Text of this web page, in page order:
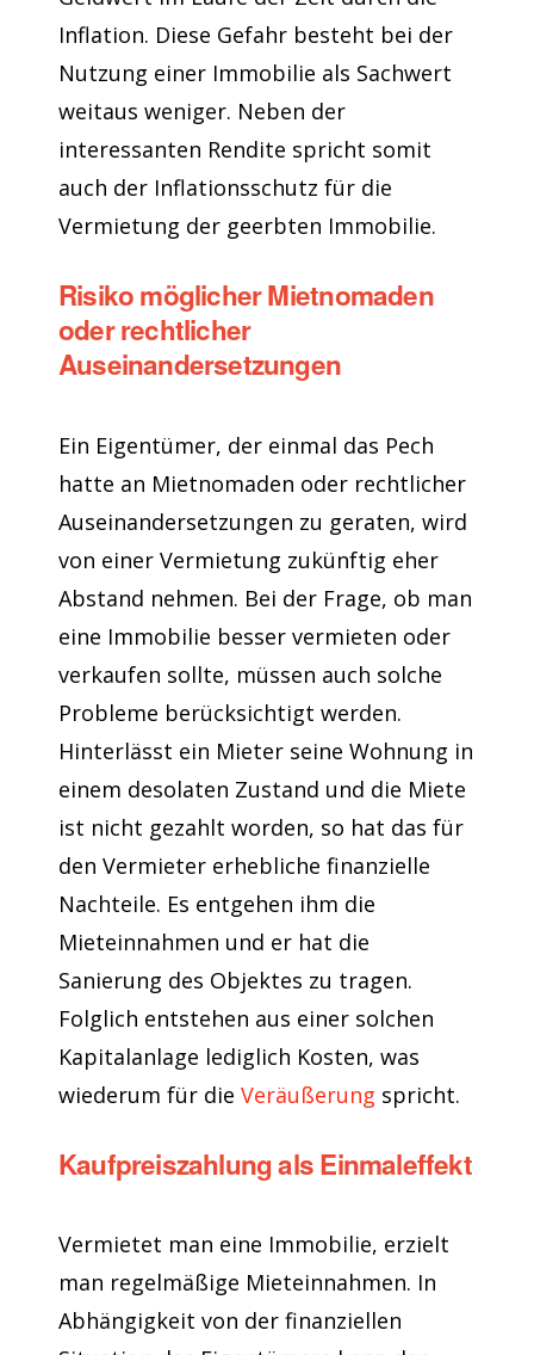
Inflation. Diese Gefahr besteht bei der
Nutzung einer Immobilie als Sachwert
weitaus weniger. Neben der
interessanten Rendite spricht somit
auch der Inflationsschutz für die
Vermietung der geerbten Immobilie.
Risiko möglicher Mietnomaden
oder rechtlicher
Auseinandersetzungen
Ein Eigentümer, der einmal das Pech
hatte an Mietnomaden oder rechtlicher
Auseinandersetzungen zu geraten, wird
von einer Vermietung zukünftig eher
Abstand nehmen. Bei der Frage, ob man
eine Immobilie besser vermieten oder
verkaufen sollte, müssen auch solche
Probleme berücksichtigt werden.
Hinterlässt ein Mieter seine Wohnung in
einem desolaten Zustand und die Miete
ist nicht gezahlt worden, so hat das für
den Vermieter erhebliche finanzielle
Nachteile. Es entgehen ihm die
Mieteinnahmen und er hat die
Sanierung des Objektes zu tragen.
Folglich entstehen aus einer solchen
Kapitalanlage lediglich Kosten, was
wiederum für die Veräußerung spricht.
Kaufpreiszahlung als Einmaleffekt
Vermietet man eine Immobilie, erzielt
man regelmäßige Mieteinnahmen. In
Abhängigkeit von der finanziellen